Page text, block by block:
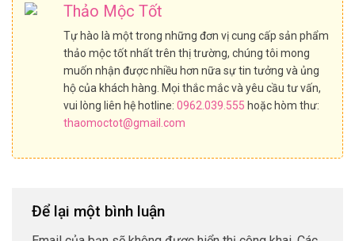
Thảo Mộc Tốt
Tự hào là một trong những đơn vị cung cấp sản phẩm
thảo mộc tốt nhất trên thị trường, chúng tôi mong
muốn nhận được nhiều hơn nữa sự tin tưởng và ủng
hộ của khách hàng. Mọi thắc mắc và yêu cầu tư vấn,
vui lòng liên hệ hotline: 0962.039.555 hoặc hòm thư:
thaomoctot@gmail.com
Để lại một bình luận